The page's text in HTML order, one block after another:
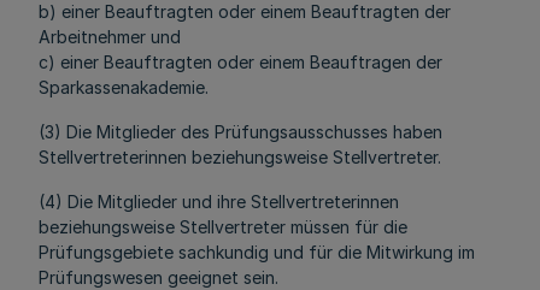
b) einer Beauftragten oder einem Beauftragten der
Arbeitnehmer und
c) einer Beauftragten oder einem Beauftragen der
Sparkassenakademie.
(3) Die Mitglieder des Prüfungsausschusses haben
Stellvertreterinnen beziehungsweise Stellvertreter.
(4) Die Mitglieder und ihre Stellvertreterinnen
beziehungsweise Stellvertreter müssen für die
Prüfungsgebiete sachkundig und für die Mitwirkung im
Prüfungswesen geeignet sein.